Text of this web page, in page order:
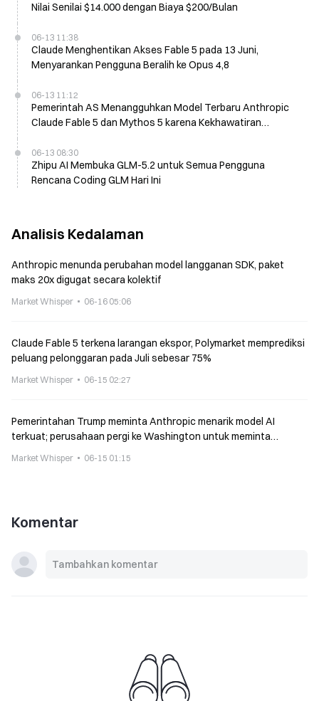
Nilai Senilai $14.000 dengan Biaya $200/Bulan
06-13 11:38
Claude Menghentikan Akses Fable 5 pada 13 Juni,
Menyarankan Pengguna Beralih ke Opus 4,8
06-13 11:12
Pemerintah AS Menangguhkan Model Terbaru Anthropic
Claude Fable 5 dan Mythos 5 karena Kekhawatiran
06-13 08:30
Zhipu AI Membuka GLM-5.2 untuk Semua Pengguna
Rencana Coding GLM Hari Ini
Analisis Kedalaman
Anthropic menunda perubahan model langganan SDK, paket
maks 20x digugat secara kolektif
Market Whisper 06-16 05:06
Claude Fable 5 terkena larangan ekspor, Polymarket memprediksi
peluang pelonggaran pada Juli sebesar 75%
Market Whisper 06-15 02:27
Pemerintahan Trump meminta Anthropic menarik model AI
terkuat; perusahaan pergi ke Washington untuk meminta
Market Whisper 06-15 01:15
Komentar